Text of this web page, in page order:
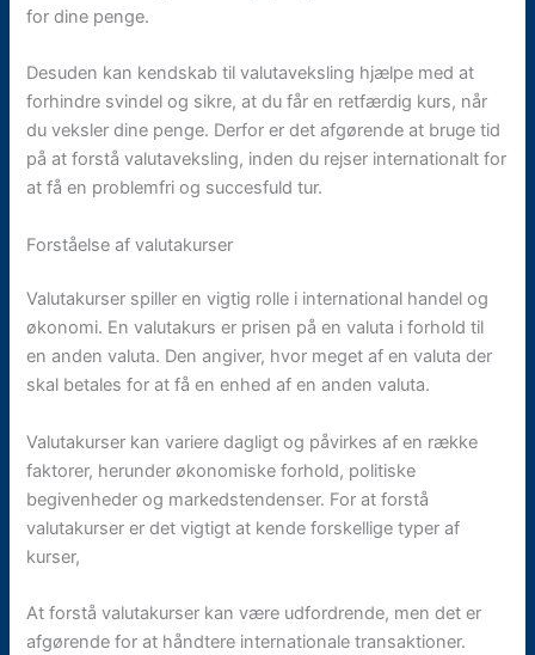
for dine penge.
Desuden kan kendskab til valutaveksling hjælpe med at
forhindre svindel og sikre, at du får en retfærdig kurs, når
du veksler dine penge. Derfor er det afgørende at bruge tid
på at forstå valutaveksling, inden du rejser internationalt for
at få en problemfri og succesfuld tur.
Forståelse af valutakurser
Valutakurser spiller en vigtig rolle i international handel og
økonomi. En valutakurs er prisen på en valuta i forhold til
en anden valuta. Den angiver, hvor meget af en valuta der
skal betales for at få en enhed af en anden valuta.
Valutakurser kan variere dagligt og påvirkes af en række
faktorer, herunder økonomiske forhold, politiske
begivenheder og markedstendenser. For at forstå
valutakurser er det vigtigt at kende forskellige typer af
kurser,
At forstå valutakurser kan være udfordrende, men det er
afgørende for at håndtere internationale transaktioner.